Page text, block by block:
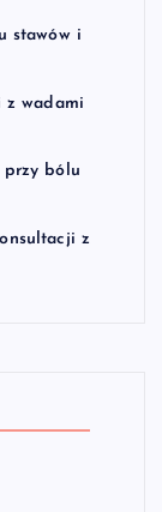
stawów i
z wadami
przy bólu
z